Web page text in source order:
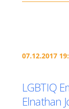
07.12.2017
LGBTIQ
Elnathan